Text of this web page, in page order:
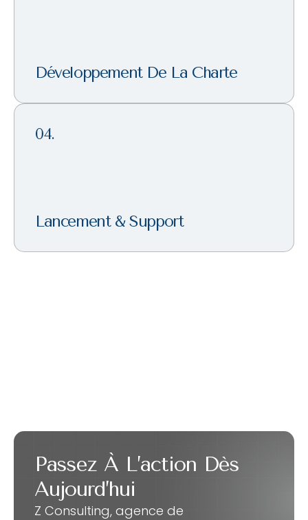
Développement De La Charte
04.
Lancement & Support
Passez À L’action Dès
Aujourd’hui
Z Consulting, agence de